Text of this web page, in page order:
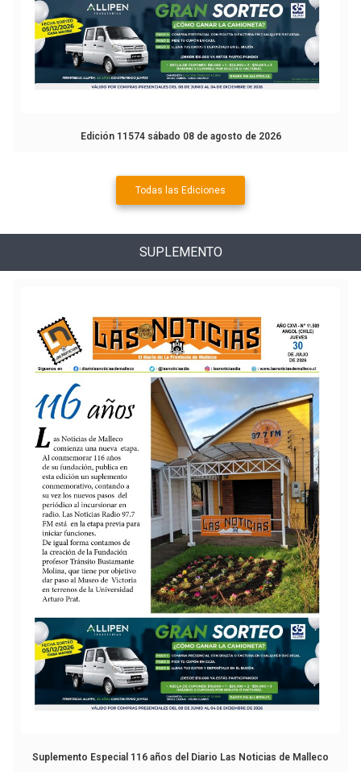
Edición 11574 sábado 08 de agosto de 2026
Todas las Ediciones
SUPLEMENTO
Suplemento Especial 116 años del Diario Las Noticias de Malleco